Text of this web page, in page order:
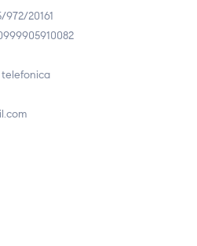
20161